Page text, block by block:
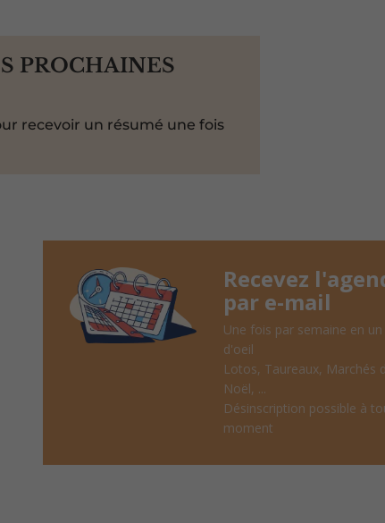
PROCHAINES
recevoir un résumé une fois
Recevez
par e-mail
Une fois par semaine en
d'oeil
Lotos, Taureaux, Marchés
Noël, ...
Désinscription possible à
moment